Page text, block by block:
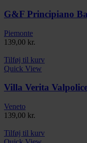
G&F Principiano
Piemonte
139,00 kr.
Tilføj til kurv
Quick View
Villa Verita
Veneto
139,00 kr.
Tilføj til kurv